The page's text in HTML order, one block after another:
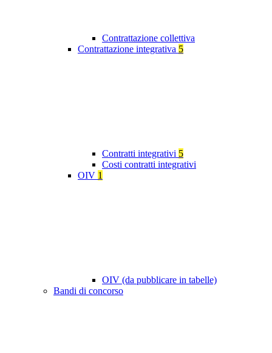
Contrattazione collettiva
Contrattazione integrativa 5
Contratti integrativi 5
Costi contratti integrativi
OIV 1
OIV (da pubblicare in tabelle)
Bandi di concorso